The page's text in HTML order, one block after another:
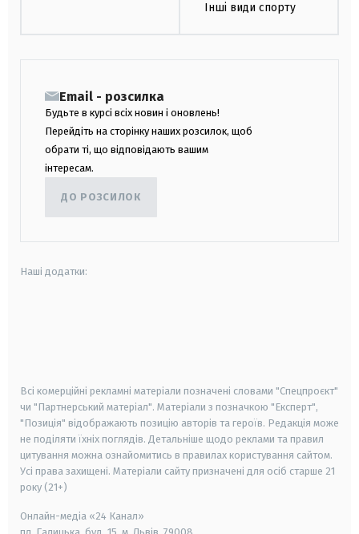
Інші види спорту
Email - розсилка
Будьте в курсі всіх новин і оновлень!
Перейдіть на сторінку наших розсилок, щоб
обрати ті, що відповідають вашим
інтересам.
ДО РОЗСИЛОК
Наші додатки:
Всі комерційні рекламні матеріали позначені словами "Спецпроєкт"
чи "Партнерський матеріал". Матеріали з позначкою "Експерт",
"Позиція" відображають позицію авторів та героїв. Редакція може
не поділяти їхніх поглядів. Детальніше щодо реклами та правил
цитування можна ознайомитись в правилах користування сайтом.
Усі права захищені. Матеріали сайту призначені для осіб старше 21
року (21+)
Онлайн-медіа «24 Канал»